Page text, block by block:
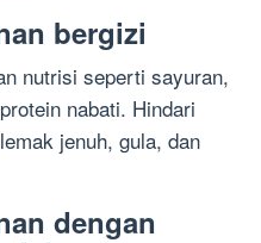
bergizi
nutrisi seperti sayuran,
nabati. Hindari
jenuh, gula, dan
dengan